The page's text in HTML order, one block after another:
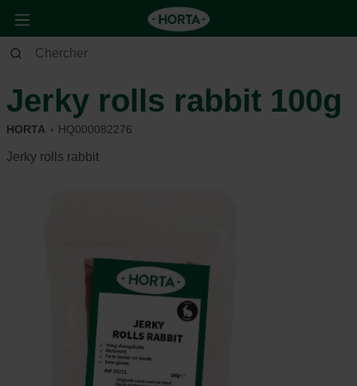
Animaux Chien
Jerky rolls rabbit 100g
HORTA HQ000082276
Jerky rolls rabbit